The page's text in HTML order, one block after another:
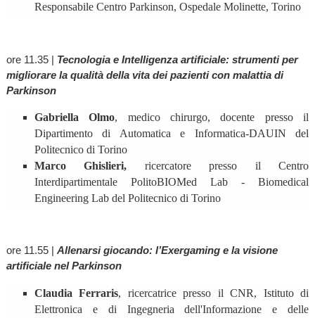
Responsabile Centro Parkinson, Ospedale Molinette, Torino
ore 11.35 | Tecnologia e Intelligenza artificiale: strumenti per
migliorare la qualità della vita dei pazienti con malattia di
Parkinson
Gabriella Olmo, medico chirurgo, docente presso il
Dipartimento di Automatica e Informatica-DAUIN del
Politecnico di Torino
Marco Ghislieri, ricercatore presso il Centro
Interdipartimentale PolitoBIOMed Lab - Biomedical
Engineering Lab del Politecnico di Torino
ore 11.55 | Allenarsi giocando: l’Exergaming e la visione
artificiale nel Parkinson
Claudia Ferraris, ricercatrice presso il CNR, Istituto di
Elettronica e di Ingegneria dell'Informazione e delle